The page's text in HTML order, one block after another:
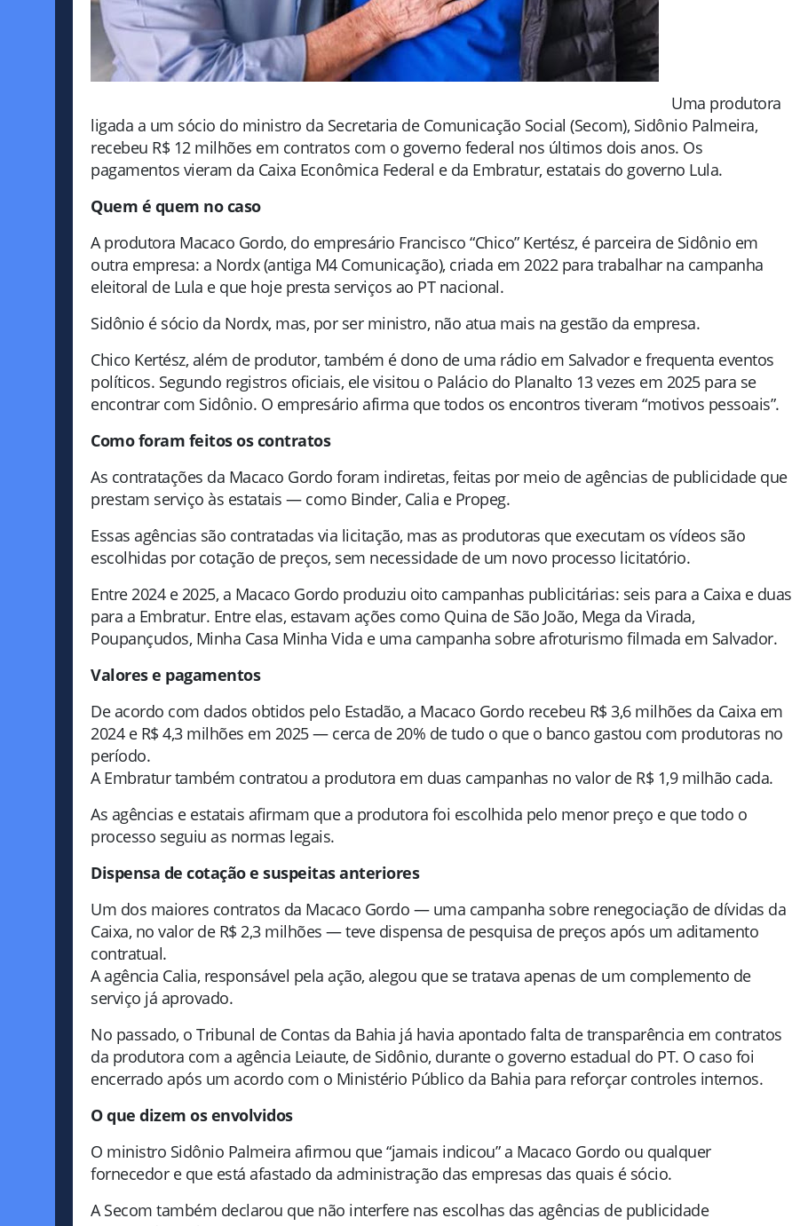
Uma produtora
ligada a um sócio do ministro da Secretaria de Comunicação Social (Secom), Sidônio Palmeira,
recebeu R$ 12 milhões em contratos com o governo federal nos últimos dois anos. Os
pagamentos vieram da Caixa Econômica Federal e da Embratur, estatais do governo Lula.
Quem é quem no caso
A produtora Macaco Gordo, do empresário Francisco “Chico” Kertész, é parceira de Sidônio em
outra empresa: a Nordx (antiga M4 Comunicação), criada em 2022 para trabalhar na campanha
eleitoral de Lula e que hoje presta serviços ao PT nacional.
Sidônio é sócio da Nordx, mas, por ser ministro, não atua mais na gestão da empresa.
Chico Kertész, além de produtor, também é dono de uma rádio em Salvador e frequenta eventos
políticos. Segundo registros oficiais, ele visitou o Palácio do Planalto 13 vezes em 2025 para se
encontrar com Sidônio. O empresário afirma que todos os encontros tiveram “motivos pessoais”.
Como foram feitos os contratos
As contratações da Macaco Gordo foram indiretas, feitas por meio de agências de publicidade que
prestam serviço às estatais — como Binder, Calia e Propeg.
Essas agências são contratadas via licitação, mas as produtoras que executam os vídeos são
escolhidas por cotação de preços, sem necessidade de um novo processo licitatório.
Entre 2024 e 2025, a Macaco Gordo produziu oito campanhas publicitárias: seis para a Caixa e duas
para a Embratur. Entre elas, estavam ações como Quina de São João, Mega da Virada,
Poupançudos, Minha Casa Minha Vida e uma campanha sobre afroturismo filmada em Salvador.
Valores e pagamentos
De acordo com dados obtidos pelo Estadão, a Macaco Gordo recebeu R$ 3,6 milhões da Caixa em
2024 e R$ 4,3 milhões em 2025 — cerca de 20% de tudo o que o banco gastou com produtoras no
período.
A Embratur também contratou a produtora em duas campanhas no valor de R$ 1,9 milhão cada.
As agências e estatais afirmam que a produtora foi escolhida pelo menor preço e que todo o
processo seguiu as normas legais.
Dispensa de cotação e suspeitas anteriores
Um dos maiores contratos da Macaco Gordo — uma campanha sobre renegociação de dívidas da
Caixa, no valor de R$ 2,3 milhões — teve dispensa de pesquisa de preços após um aditamento
contratual.
A agência Calia, responsável pela ação, alegou que se tratava apenas de um complemento de
serviço já aprovado.
No passado, o Tribunal de Contas da Bahia já havia apontado falta de transparência em contratos
da produtora com a agência Leiaute, de Sidônio, durante o governo estadual do PT. O caso foi
encerrado após um acordo com o Ministério Público da Bahia para reforçar controles internos.
O que dizem os envolvidos
O ministro Sidônio Palmeira afirmou que “jamais indicou” a Macaco Gordo ou qualquer
fornecedor e que está afastado da administração das empresas das quais é sócio.
A Secom também declarou que não interfere nas escolhas das agências de publicidade